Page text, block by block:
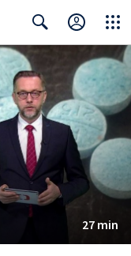
Search Close
27 min